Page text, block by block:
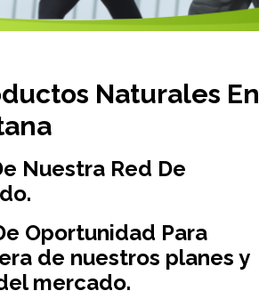
Naturales En
Nuestra Red De
Oportunidad Para
de nuestros planes y
mercado.